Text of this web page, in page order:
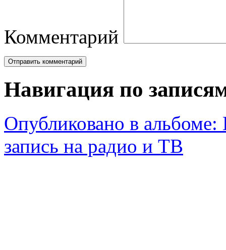
Комментарий
Навигация по
Опубликовано в альбоме:
запись на радио и ТВ